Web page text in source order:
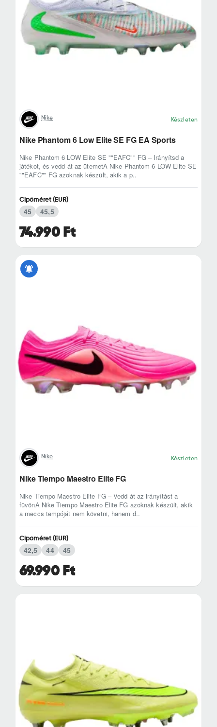
Nike Készleten
Nike Phantom 6 Low Elite SE FG EA Sports
Nike Phantom 6 LOW Elite SE ""EAFC"" FG – Irányítsd a
játékot, és vedd át az ütemetA Nike Phantom 6 LOW Elite SE
""EAFC"" FG azoknak készült, akik a p..
74.990 Ft
Cipőméret (EUR)
45 45,5
Nike Készleten
Nike Tiempo Maestro Elite FG
Nike Tiempo Maestro Elite FG – Vedd át az irányítást a
füvönA Nike Tiempo Maestro Elite FG azoknak készült, akik
a meccs tempóját nem követni, hanem d..
69.990 Ft
Cipőméret (EUR)
42,5 44 45